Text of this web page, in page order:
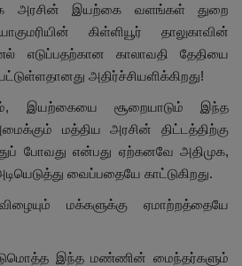
அரசின் இயற்கை வளங்கள் துறை
கிள்ளியூர் தாலுகாவின்
எடுப்பதற்கான காலாவதி தேதியை
அதிர்ச்சியளிக்கிறது!
இயற்கையை சூறையாடும் இந்த
மத்திய அரசின் திட்டத்திற்கு
போவது என்பது ஏற்கனவே அதிமுக,
வைப்பதையே காட்டுகிறது.
மக்களுக்கு ஏமாற்றத்தையே
இந்த மண்ணின் மைந்தர்களும்